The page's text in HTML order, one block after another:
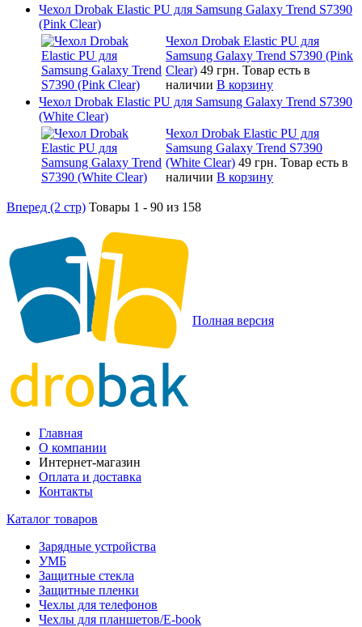
Чехол Drobak Elastic PU для Samsung Galaxy Trend S7390
(Pink Clear)
Чехол Drobak Elastic PU для
Samsung Galaxy Trend S7390 (Pink
Clear) 49 грн. Товар есть в
наличии В корзину
Чехол Drobak Elastic PU для Samsung Galaxy Trend S7390
(White Сlear)
Чехол Drobak Elastic PU для
Samsung Galaxy Trend S7390
(White Сlear) 49 грн. Товар есть в
наличии В корзину
Вперед (2 стр) Товары 1 - 90 из 158
Полная версия
Главная
О компании
Интернет-магазин
Оплата и доставка
Контакты
Каталог товаров
Зарядные устройства
УМБ
Защитные стекла
Защитные пленки
Чехлы для телефонов
Чехлы для планшетов/E-book